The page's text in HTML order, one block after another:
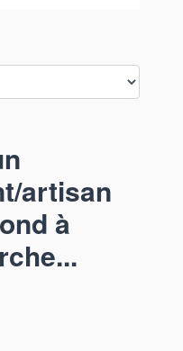
artisan
à